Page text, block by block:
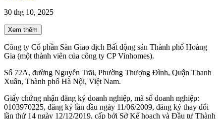
30 thg 10, 2025
Xem thêm
Công ty Cổ phần Sàn Giao dịch Bất động sản Thành phố Hoàng
Gia (một thành viên của công ty CP Vinhomes).
Số 72A, đường Nguyễn Trãi, Phường Thượng Đình, Quận Thanh
Xuân, Thành phố Hà Nội, Việt Nam.
Giấy chứng nhận đăng ký doanh nghiệp, mã số doanh nghiệp:
0103970225, đăng ký lần đầu ngày 11/06/2009, đăng ký thay đổi
lần thứ 14 ngày 12/12/2019, cấp bởi Sở Kế hoạch và Đầu tư Thành